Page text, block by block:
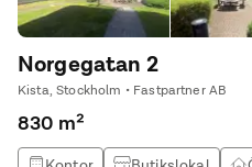
Norgegatan 2
Kista, Stockholm • Fastpartner AB
830 m²